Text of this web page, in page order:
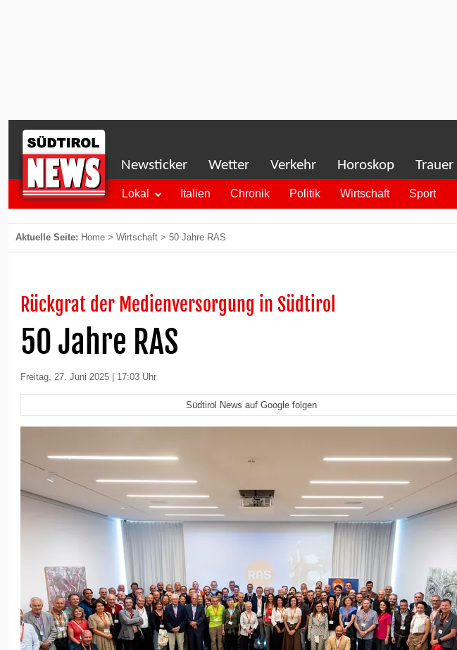
Newsticker Wetter Verkehr Horoskop Trauer
Lokal Italien Chronik Politik Wirtschaft Sport
Aktuelle Seite: Home > Wirtschaft > 50 Jahre RAS
Rückgrat der Medienversorgung in Südtirol
50 Jahre RAS
Freitag, 27. Juni 2025 | 17:03 Uhr
Südtirol News auf Google folgen